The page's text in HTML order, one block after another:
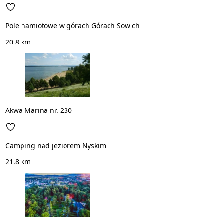
Pole namiotowe w górach Górach Sowich
20.8 km
Akwa Marina nr. 230
Camping nad jeziorem Nyskim
21.8 km